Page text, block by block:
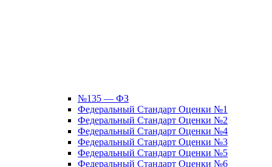
№135 — ФЗ
Федеральный Стандарт Оценки №1
Федеральный Стандарт Оценки №2
Федеральный Стандарт Оценки №4
Федеральный Стандарт Оценки №3
Федеральный Стандарт Оценки №5
Федеральный Стандарт Оценки №6